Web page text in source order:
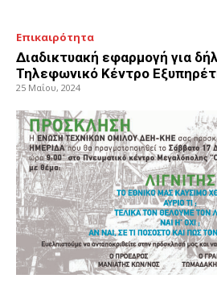
Επικαιρότητα
Διαδικτυακή εφαρμογή για
Τηλεφωνικό Κέντρο
25 Μαΐου, 2024